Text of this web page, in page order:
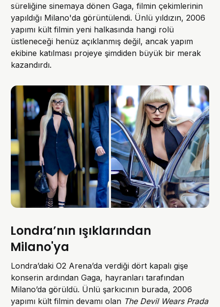
süreliğine sinemaya dönen Gaga, filmin çekimlerinin
yapıldığı Milano'da görüntülendi. Ünlü yıldızın, 2006
yapımı kült filmin yeni halkasında hangi rolü
üstleneceği henüz açıklanmış değil, ancak yapım
ekibine katılması projeye şimdiden büyük bir merak
kazandırdı.
Londra’nın ışıklarından
Milano'ya
Londra’daki O2 Arena’da verdiği dört kapalı gişe
konserin ardından Gaga, hayranları tarafından
Milano’da görüldü. Ünlü şarkıcının burada, 2006
yapımı kült filmin devamı olan The Devil Wears Prada